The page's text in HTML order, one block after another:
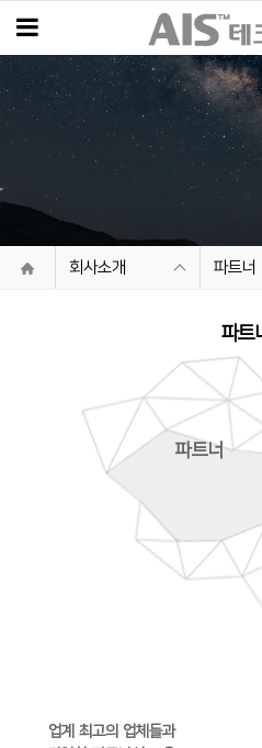
회사소개 파트너
파트
파트너
업계 최고의 업체들과